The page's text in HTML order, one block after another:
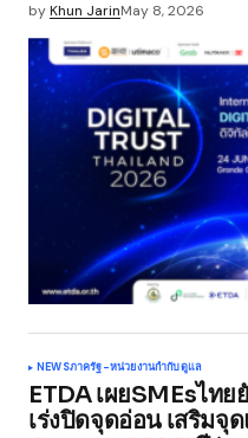
byKhun JarinMay 8, 2026
NEWSภาครัฐ-หน่วยงานกำกับดูแล
ETDA เผยSMEsไท
เร่งปิดจุดอ่อน เสริมจุ